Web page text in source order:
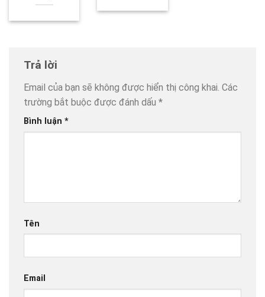
Trả lời
Email của bạn sẽ không được hiển thị công khai. Các
trường bắt buộc được đánh dấu *
Bình luận *
Tên
Email